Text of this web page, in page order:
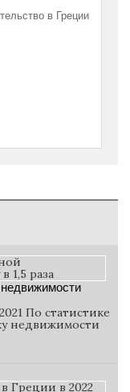
в Греции
По статистике
недвижимости